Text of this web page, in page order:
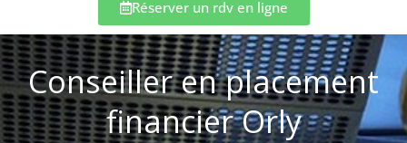
Réserver un rdv en ligne
Conseiller en placement
financier Orly